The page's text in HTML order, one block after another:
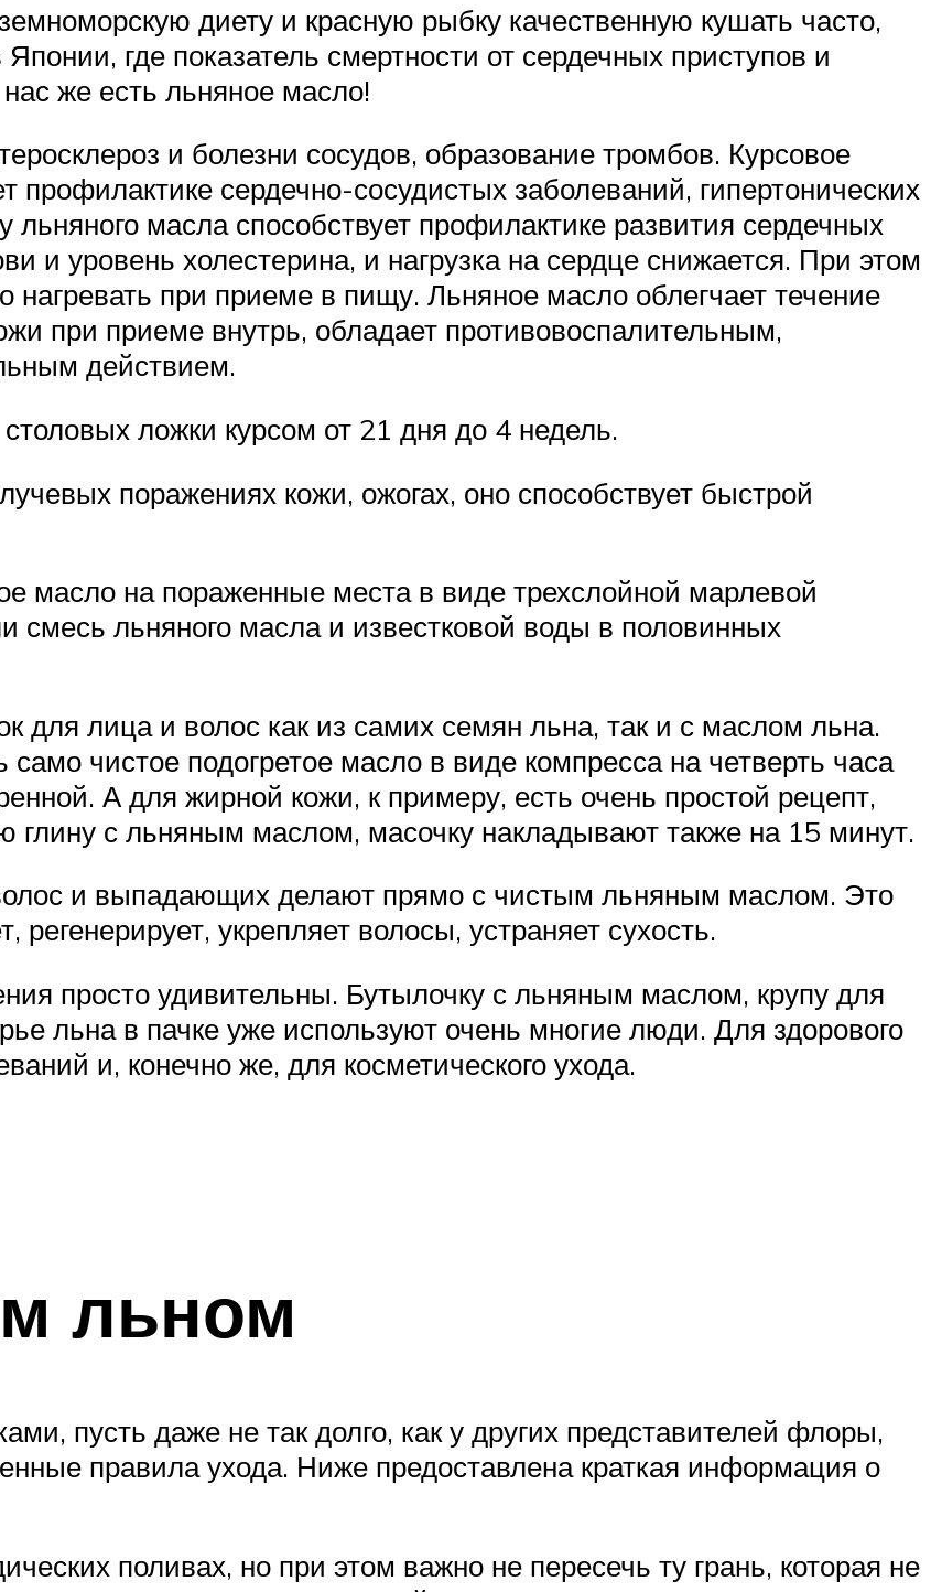
диету и красную рыбку качественную кушать часто,
где показатель смертности от сердечных приступов и
же есть льняное масло!
и болезни сосудов, образование тромбов. Курсовое
профилактике сердечно-сосудистых заболеваний, гипертонических
масла способствует профилактике развития сердечных
и уровень холестерина, и нагрузка на сердце снижается. При этом
при приеме в пищу. Льняное масло облегчает течение
при приеме внутрь, обладает противовоспалительным,
действием.
ложки курсом от 21 дня до 4 недель.
поражениях кожи, ожогах, оно способствует быстрой
масло на пораженные места в виде трехслойной марлевой
смесь льняного масла и известковой воды в половинных
для лица и волос как из самих семян льна, так и с маслом льна.
чистое подогретое масло в виде компресса на четверть часа
А для жирной кожи, к примеру, есть очень простой рецепт,
глину с льняным маслом, масочку накладывают также на 15 минут.
и выпадающих делают прямо с чистым льняным маслом. Это
укрепляет волосы, устраняет сухость.
просто удивительны. Бутылочку с льняным маслом, крупу для
льна в пачке уже используют очень многие люди. Для здорового
и, конечно же, для косметического ухода.
льном
пусть даже не так долго, как у других представителей флоры,
правила ухода. Ниже предоставлена краткая информация о
поливах, но при этом важно не пересечь ту грань, которая не